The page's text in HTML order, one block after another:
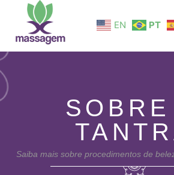
EN PT
SOBRE
Saiba mais sobre procedimentos de